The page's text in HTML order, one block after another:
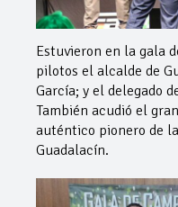
Estuvieron en la gala
pilotos el alcalde de
García; y el delegado
También acudió el
auténtico pionero de
Guadalacín.